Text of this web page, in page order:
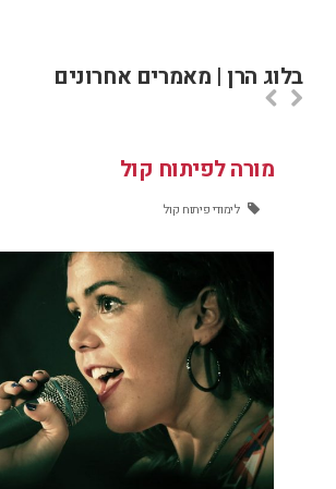
בלוג הרן | מאמרים אחרונים
לימודי גיטרה למתחילים
לימודי גיטרה